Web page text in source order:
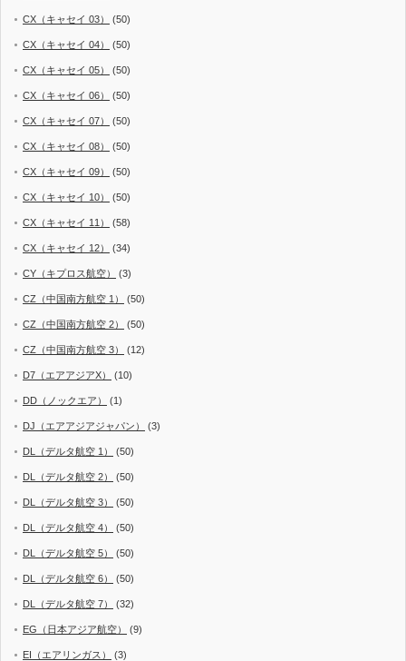
CX（キャセイ 03） (50)
CX（キャセイ 04） (50)
CX（キャセイ 05） (50)
CX（キャセイ 06） (50)
CX（キャセイ 07） (50)
CX（キャセイ 08） (50)
CX（キャセイ 09） (50)
CX（キャセイ 10） (50)
CX（キャセイ 11） (58)
CX（キャセイ 12） (34)
CY（キプロス航空） (3)
CZ（中国南方航空 1） (50)
CZ（中国南方航空 2） (50)
CZ（中国南方航空 3） (12)
D7（エアアジアX） (10)
DD（ノックエア） (1)
DJ（エアアジアジャパン） (3)
DL（デルタ航空 1） (50)
DL（デルタ航空 2） (50)
DL（デルタ航空 3） (50)
DL（デルタ航空 4） (50)
DL（デルタ航空 5） (50)
DL（デルタ航空 6） (50)
DL（デルタ航空 7） (32)
EG（日本アジア航空） (9)
EI（エアリンガス） (3)